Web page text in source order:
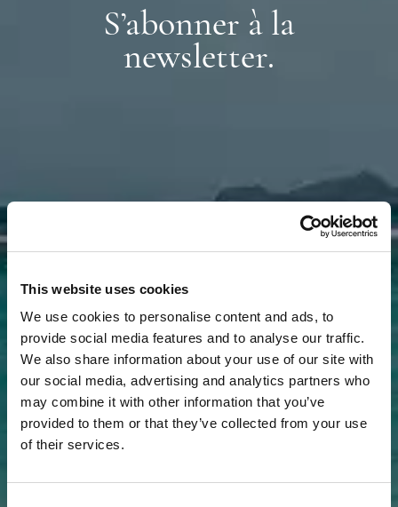
This website uses cookies
We use cookies to personalise content and ads, to
provide social media features and to analyse our traffic.
We also share information about your use of our site with
our social media, advertising and analytics partners who
may combine it with other information that you’ve
provided to them or that they’ve collected from your use
of their services.
S’abonner à la
newsletter.
Titre*